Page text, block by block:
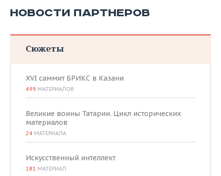
НОВОСТИ ПАРТНЕРОВ
Сюжеты
XVI саммит БРИКС в Казани
499 МАТЕРИАЛОВ
Великие воины Татарии. Цикл исторических
материалов
24 МАТЕРИАЛА
Искусственный интеллект
181 МАТЕРИАЛ